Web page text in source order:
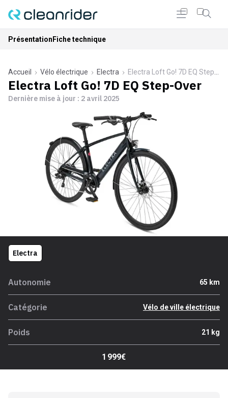
Présentation Fiche technique
Accueil Vélo électrique Electra Electra Loft Go! 7D EQ Step-Over
Electra Loft Go! 7D EQ Step-Over
Dernière mise à jour : 2 avril 2025
Electra
Autonomie 65 km
Catégorie Vélo de ville électrique
Poids 21 kg
1 999€